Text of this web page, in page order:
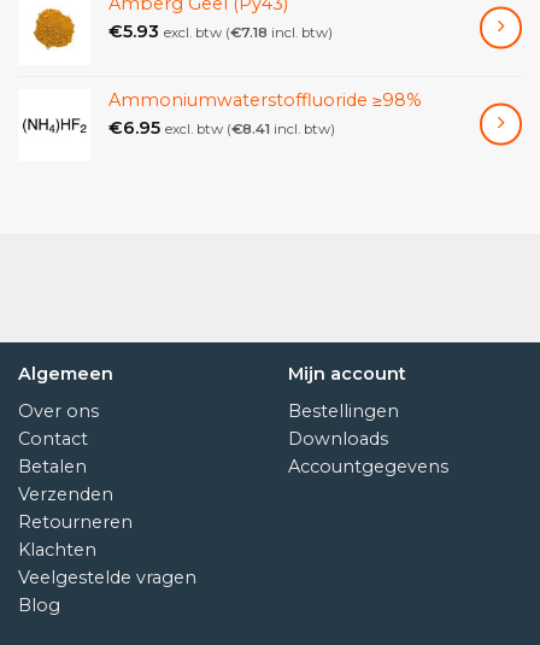
Basalt-zwart-zand 0.5-1 mm heeft een lange
weersinvloeden. Het kan worden opgeslagen op een
droge plaats en vereist geen speciale behandeling
€5.93 excl. btw (€7.18 incl. btw)
Ammoniumwaterstoffluoride ≥98%
€6.95 excl. btw (€8.41 incl. btw)
Algemeen
Over ons
Contact
Betalen
Verzenden
Retourneren
Klachten
Veelgestelde vragen
Blog
Mijn account
Bestellingen
Downloads
Accountgegevens